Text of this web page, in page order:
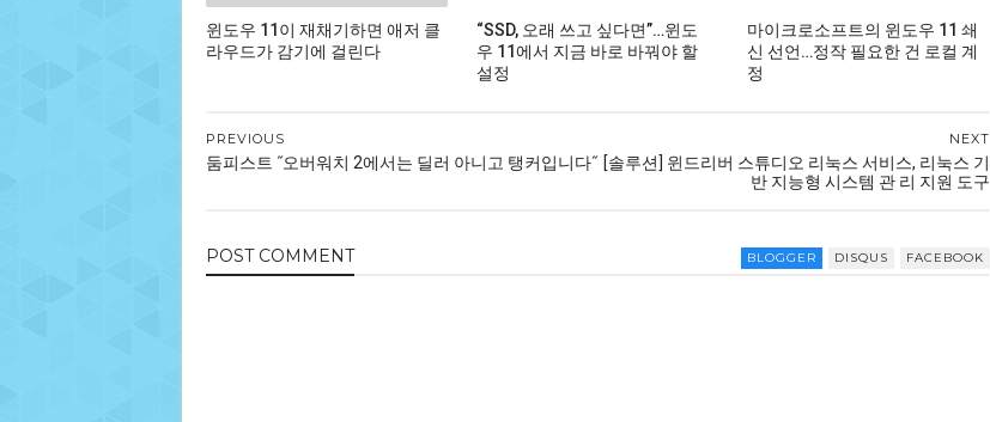
윈도우 11이 재채기하면 애저 클
라우드가 감기에 걸린다
“SSD, 오래 쓰고 싶다면”…윈도
우 11에서 지금 바로 바꿔야 할
설정
마이크로소프트의 윈도우 11 쇄
신 선언…정작 필요한 건 로컬 계
정
NEXT
[솔루션] 윈드리버 스튜디오 리눅스 서비스, 리눅스 기
반 지능형 시스템 관 리 지원 도구
PREVIOUS
둠피스트 ˝오버워치 2에서는 딜러 아니고 탱커입니다˝
POST COMMENT BLOGGER DISQUS FACEBOOK